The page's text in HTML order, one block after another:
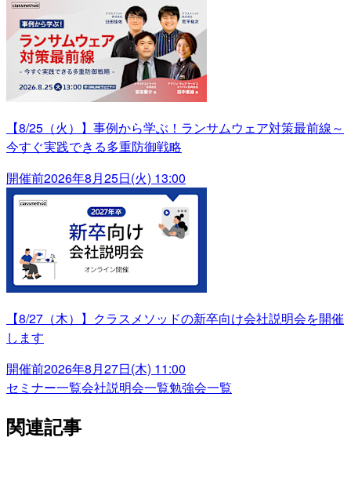
【8/25（火）】事例から学ぶ！ランサムウェア対策最前線～
今すぐ実践できる多重防御戦略
開催前2026年8月25日(火) 13:00
【8/27（木）】クラスメソッドの新卒向け会社説明会を開催
します
開催前2026年8月27日(木) 11:00
セミナー一覧会社説明会一覧勉強会一覧
関連記事